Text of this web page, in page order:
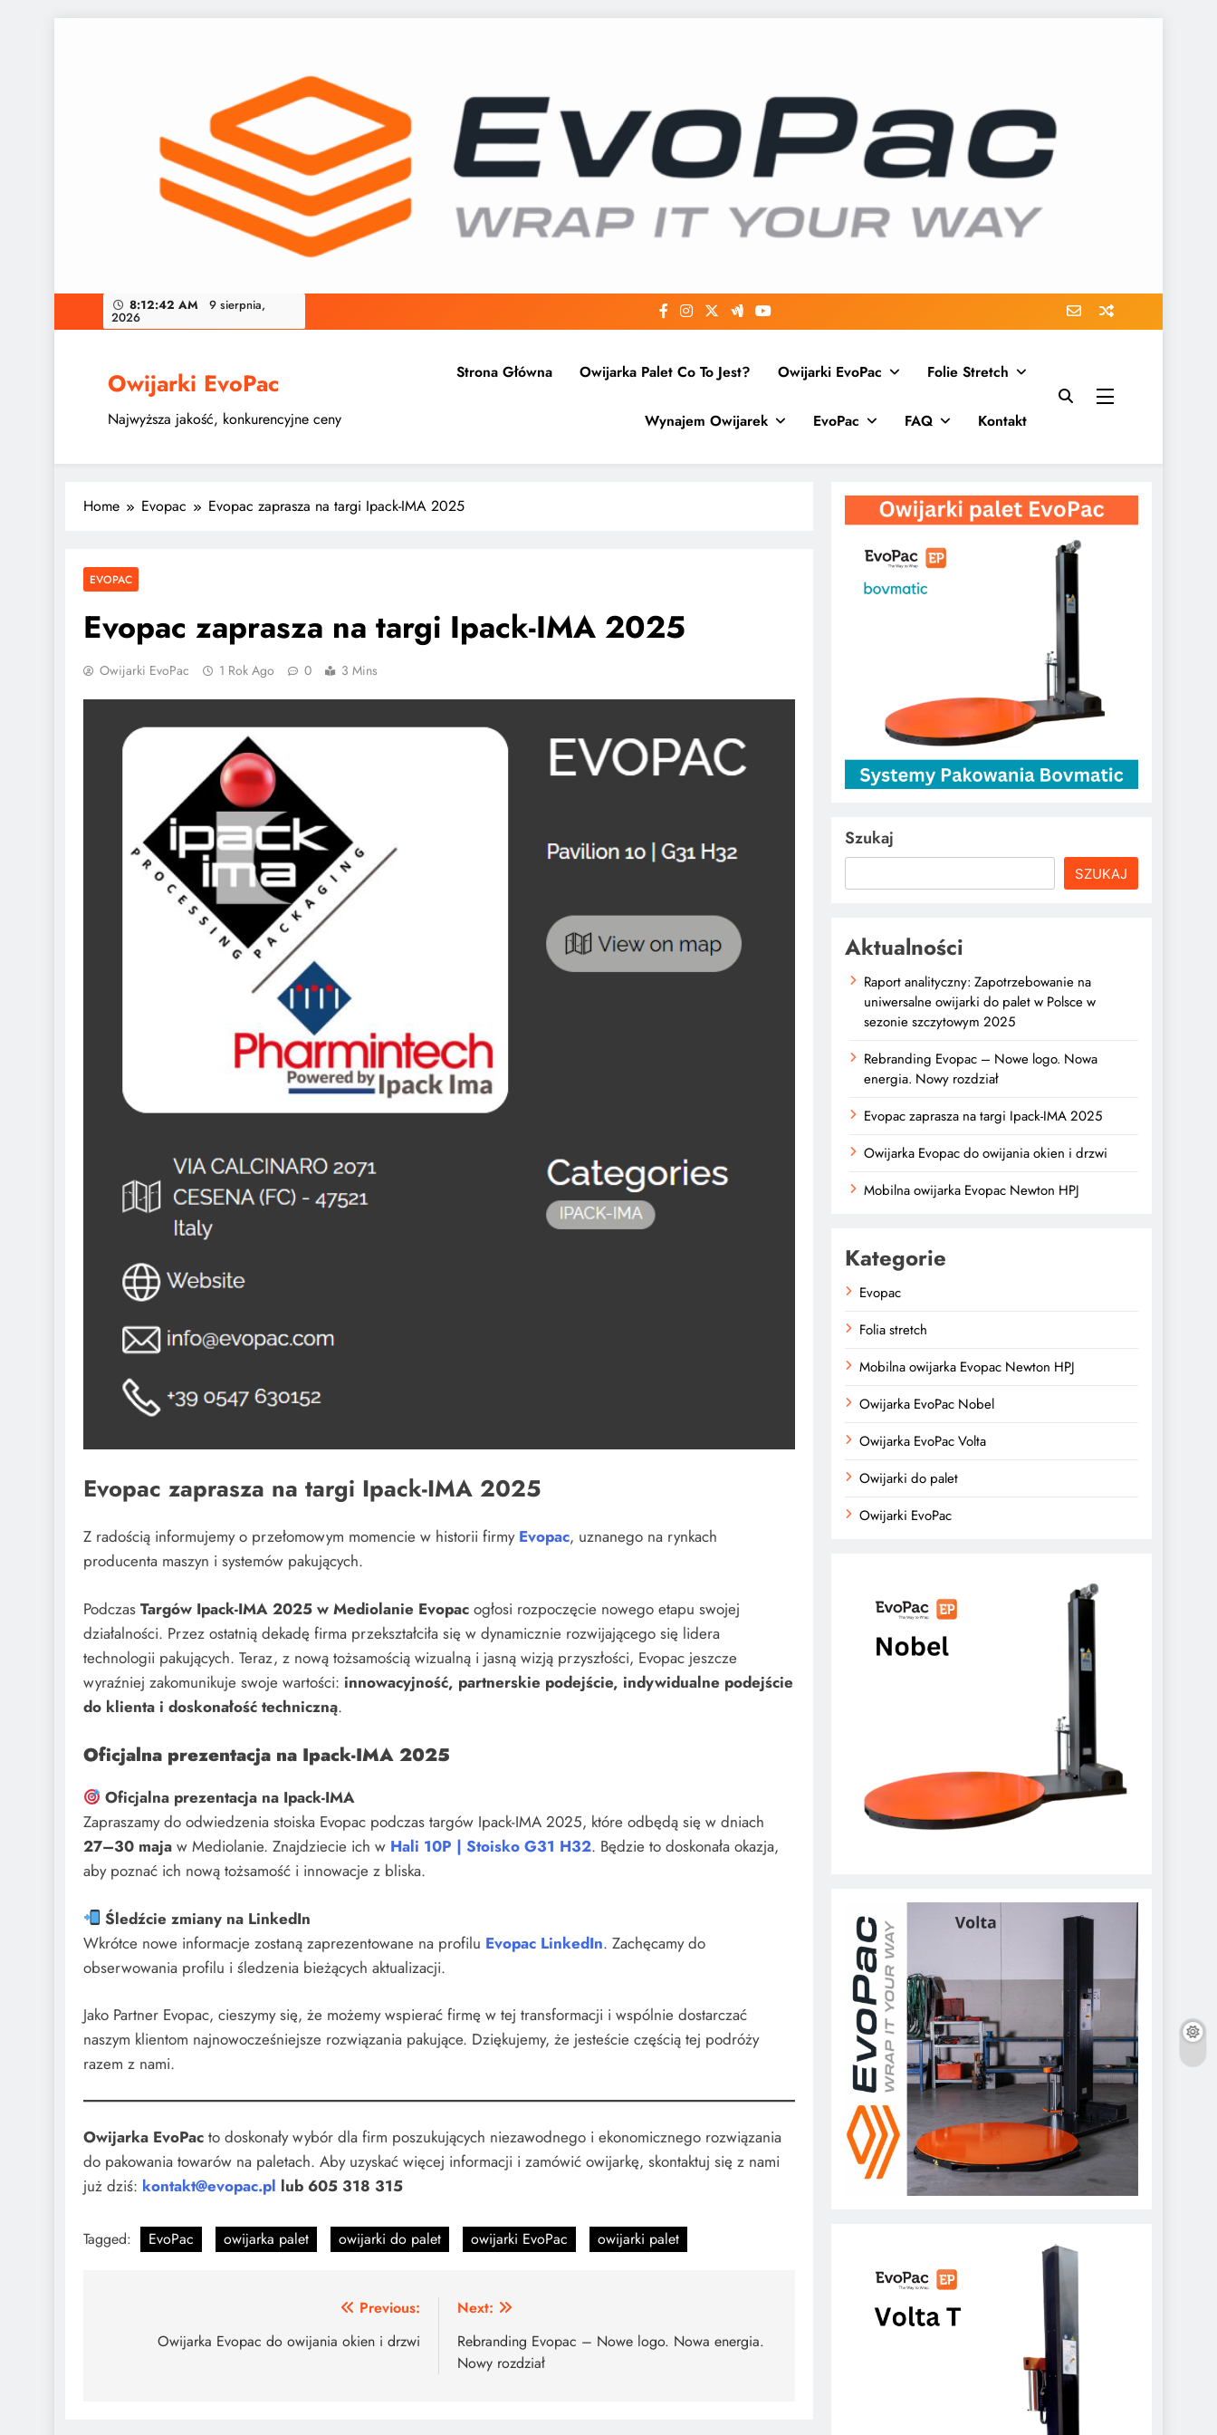
8:12:43 AM 9 sierpnia, 2026
Owijarki EvoPac
Najwyższa jakość, konkurencyjne ceny
Strona Główna Owijarka Palet Co To Jest? Owijarki EvoPac Folie Stretch
Wynajem Owijarek EvoPac FAQ Kontakt
Home Evopac Evopac zaprasza na targi Ipack-IMA 2025
EVOPAC
Evopac zaprasza na targi Ipack-IMA 2025
Owijarki EvoPac 1 Rok Ago 0 3 Mins
Evopac zaprasza na targi Ipack-IMA 2025
Z radością informujemy o przełomowym momencie w historii firmy Evopac, uznanego na rynkach
producenta maszyn i systemów pakujących.
Podczas Targów Ipack-IMA 2025 w Mediolanie Evopac ogłosi rozpoczęcie nowego etapu swojej
działalności. Przez ostatnią dekadę firma przekształciła się w dynamicznie rozwijającego się lidera
technologii pakujących. Teraz, z nową tożsamością wizualną i jasną wizją przyszłości, Evopac jeszcze
wyraźniej zakomunikuje swoje wartości: innowacyjność, partnerskie podejście, indywidualne podejście
do klienta i doskonałość techniczną.
Oficjalna prezentacja na Ipack-IMA 2025
Oficjalna prezentacja na Ipack-IMA
Zapraszamy do odwiedzenia stoiska Evopac podczas targów Ipack-IMA 2025, które odbędą się w dniach
27–30 maja w Mediolanie. Znajdziecie ich w Hali 10P | Stoisko G31 H32. Będzie to doskonała okazja,
aby poznać ich nową tożsamość i innowacje z bliska.
Śledźcie zmiany na LinkedIn
Wkrótce nowe informacje zostaną zaprezentowane na profilu Evopac LinkedIn. Zachęcamy do
obserwowania profilu i śledzenia bieżących aktualizacji.
Jako Partner Evopac, cieszymy się, że możemy wspierać firmę w tej transformacji i wspólnie dostarczać
naszym klientom najnowocześniejsze rozwiązania pakujące. Dziękujemy, że jesteście częścią tej podróży
razem z nami.
Owijarka EvoPac to doskonały wybór dla firm poszukujących niezawodnego i ekonomicznego rozwiązania
do pakowania towarów na paletach. Aby uzyskać więcej informacji i zamówić owijarkę, skontaktuj się z nami
już dziś: kontakt@evopac.pl lub 605 318 315
Tagged: EvoPac owijarka palet owijarki do palet owijarki EvoPac owijarki palet
wpisu
Previous:
Owijarka Evopac do owijania okien i drzwi
Next:
Rebranding Evopac – Nowe logo. Nowa energia.
Nowy rozdział
Szukaj
SZUKAJ
Aktualności
Raport analityczny: Zapotrzebowanie na
uniwersalne owijarki do palet w Polsce w
sezonie szczytowym 2025
Rebranding Evopac – Nowe logo. Nowa
energia. Nowy rozdział
Evopac zaprasza na targi Ipack-IMA 2025
Owijarka Evopac do owijania okien i drzwi
Mobilna owijarka Evopac Newton HPJ
Kategorie
Evopac
Folia stretch
Mobilna owijarka Evopac Newton HPJ
Owijarka EvoPac Nobel
Owijarka EvoPac Volta
Owijarki do palet
Owijarki EvoPac